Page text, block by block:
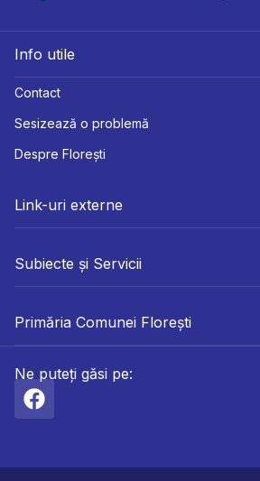
Info utile
Contact
Sesizează o problemă
Despre Florești
Link-uri externe
Subiecte și Servicii
Primăria Comunei Florești
Ne puteți găsi pe: